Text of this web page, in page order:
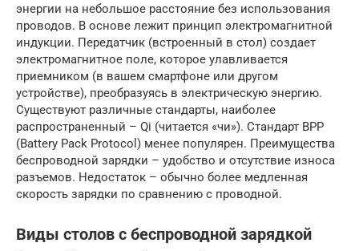
энергии на небольшое расстояние без использования
проводов. В основе лежит принцип электромагнитной
индукции. Передатчик (встроенный в стол) создает
электромагнитное поле, которое улавливается
приемником (в вашем смартфоне или другом
устройстве), преобразуясь в электрическую энергию.
Существуют различные стандарты, наиболее
распространенный – Qi (читается «чи»). Стандарт BPP
(Battery Pack Protocol) менее популярен. Преимущества
беспроводной зарядки – удобство и отсутствие износа
разъемов. Недостаток – обычно более медленная
скорость зарядки по сравнению с проводной.
Виды столов с беспроводной зарядкой